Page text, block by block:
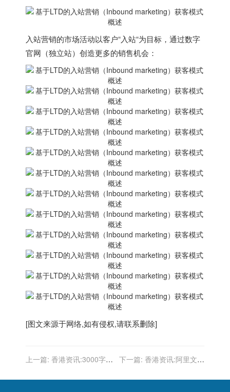
入站营销的市场活动以客户“入站“为目标，通过数字
官网（独立站）创造更多的销售机会：
[图文来源于网络,如有侵权,请联系删除]
上一篇: 香港资讯:3000字干
下一篇: 香港资讯:阿里文娱
东